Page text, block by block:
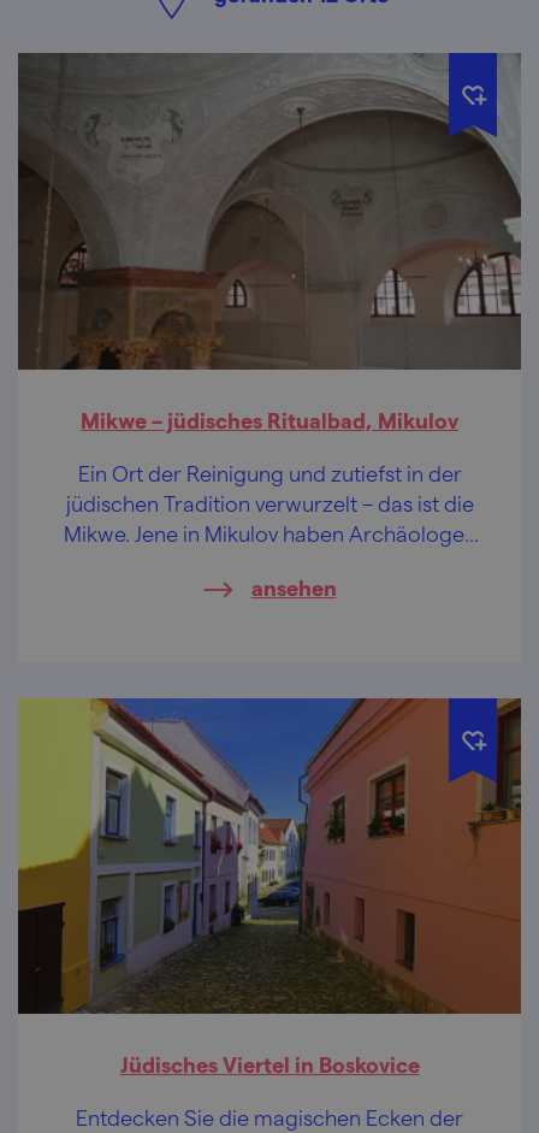
Mikwe – jüdisches Ritualbad, Mikulov
Ein Ort der Reinigung und zutiefst in der
jüdischen Tradition verwurzelt – das ist die
Mikwe. Jene in Mikulov haben Archäologen
entdeckt.
ansehen
Jüdisches Viertel in Boskovice
Entdecken Sie die magischen Ecken der